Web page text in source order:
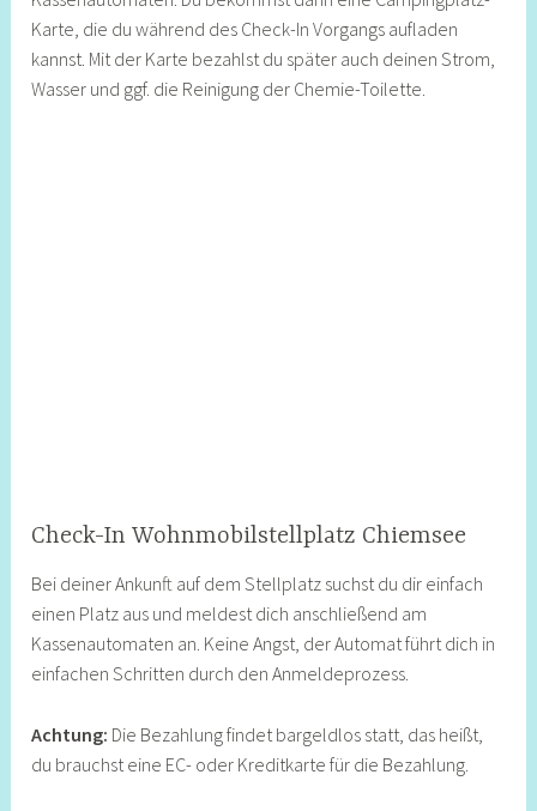
Karte, die du während des Check-In Vorgangs aufladen
kannst. Mit der Karte bezahlst du später auch deinen Strom,
Wasser und ggf. die Reinigung der Chemie-Toilette.
Check-In Wohnmobilstellplatz Chiemsee
Bei deiner Ankunft auf dem Stellplatz suchst du dir einfach
einen Platz aus und meldest dich anschließend am
Kassenautomaten an. Keine Angst, der Automat führt dich in
einfachen Schritten durch den Anmeldeprozess.
Achtung: Die Bezahlung findet bargeldlos statt, das heißt,
du brauchst eine EC- oder Kreditkarte für die Bezahlung.